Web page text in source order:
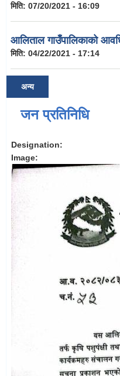
मिति: 07/20/2021 - 16:09
आलिताल गाउँपालिकाको
मिति: 04/22/2021 - 17:14
अन्य
जन प्रतिनिधि
Designation:
Image: